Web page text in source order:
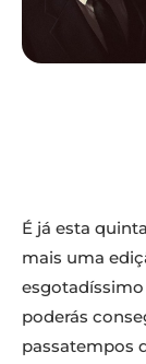
É já esta
mais uma
poderás
passatempos